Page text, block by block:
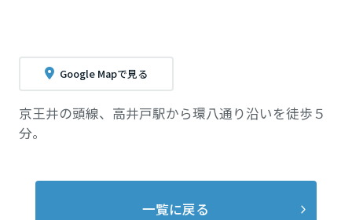
Google Mapで見る
京王井の頭線、高井戸駅から環八通り沿いを徒歩５
分。
一覧に戻る